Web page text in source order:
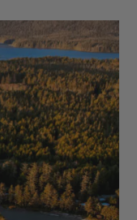
- Rocheuses